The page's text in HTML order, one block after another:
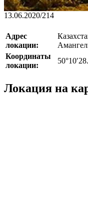
13.06.2020/214
Адрес
локации:
Координаты
локации:
Локация на